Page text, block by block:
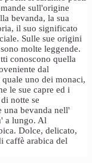
sull'origine
bevanda, la sua
il suo significato
Sulle sue origini
molte leggende.
conoscono quella
dal
uno dei monaci,
le sue capre ed i
notte se
una bevanda nell'
a lungo. Al
Dolce, delicato,
caffè arabica del